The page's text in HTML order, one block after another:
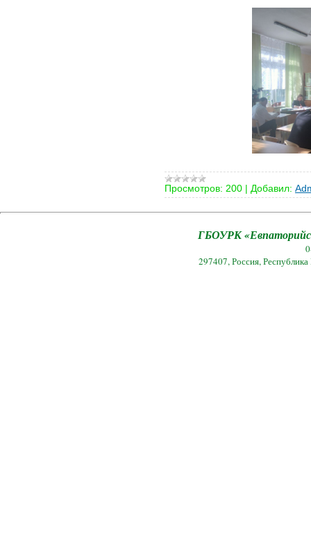
Просмотров: 200 | Добавил:
ГБОУРК
297407, Россия,